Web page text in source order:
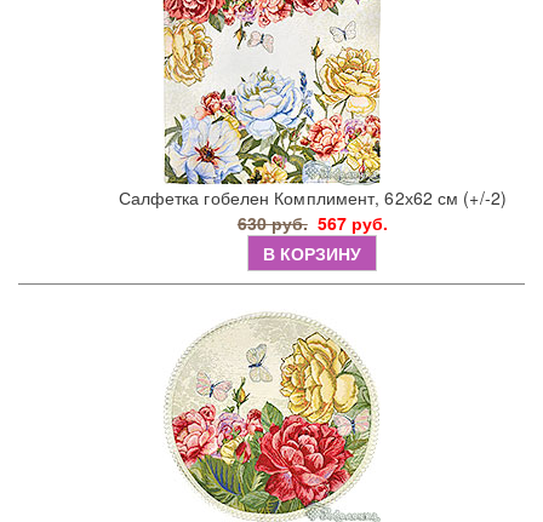
Салфетка гобелен Комплимент, 62х62 см (+/-2)
630 руб. 567 руб.
В КОРЗИНУ